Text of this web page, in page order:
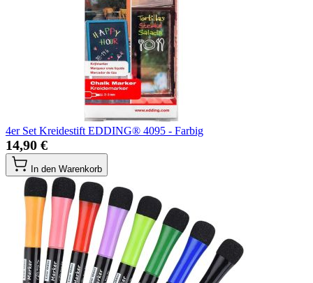
4er Set Kreidestift EDDING® 4095 - Farbig
14,90 €
In den Warenkorb